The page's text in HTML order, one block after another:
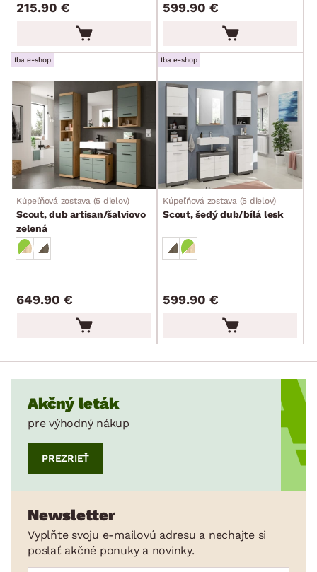
DEKOR
ROZMERY
cm max. cm
min. cm max.
min.
MATERIÁL
POVRCHOVÁ ÚPRAVA
ŠTÝL
SKLADOVOSŤ
215.90 € 599.90 €
Iba e-shop
Kúpeľňová zostava (5 dielov)
Scout, dub artisan/šalviovo
zelená
649.90 €
Iba e-shop
Kúpeľňová zostava (5 dielov)
Scout, šedý dub/bílá lesk
599.90 €
Akčný leták
pre výhodný nákup
PREZRIEŤ
Newsletter
Vyplňte svoju e-mailovú adresu a nechajte si
poslať akčné ponuky a novinky.